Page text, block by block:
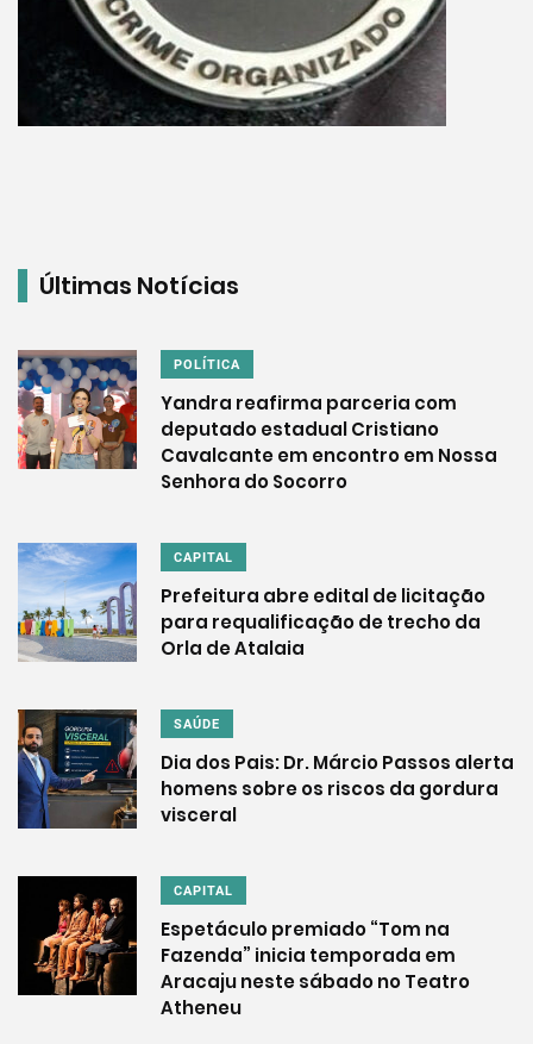
Últimas Notícias
POLÍTICA
Yandra reafirma parceria com
deputado estadual Cristiano
Cavalcante em encontro em Nossa
Senhora do Socorro
CAPITAL
Prefeitura abre edital de licitação
para requalificação de trecho da
Orla de Atalaia
SAÚDE
Dia dos Pais: Dr. Márcio Passos alerta
homens sobre os riscos da gordura
visceral
CAPITAL
Espetáculo premiado “Tom na
Fazenda” inicia temporada em
Aracaju neste sábado no Teatro
Atheneu